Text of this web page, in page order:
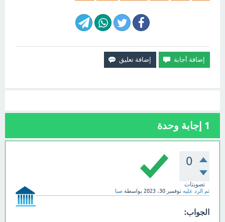
1 إجابة وحدة
0
تصويتات
تم الرد عليه نوفمبر 30، 2023 بواسطة صبا
الجواب: